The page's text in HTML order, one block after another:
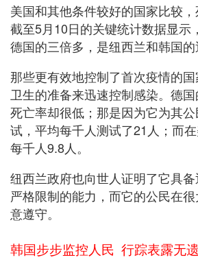
美国和其他条件较好的国家比较，
截至5月10日的关键统计数据显示
德国的三倍多，是纽西兰和韩国的
那些更有效地控制了首次疫情的
卫生的准备来迅速控制感染。德
死亡率却很低；那是因为它为其
试，平均每千人测试了21人；而
每千人9.8人。
纽西兰政府也向世人证明了它具
严格限制的能力，而它的公民在
意遵守。
韩国步步监控人民 行踪表露无